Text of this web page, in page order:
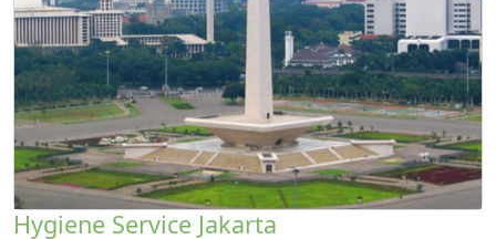
Hygiene Service Jakarta